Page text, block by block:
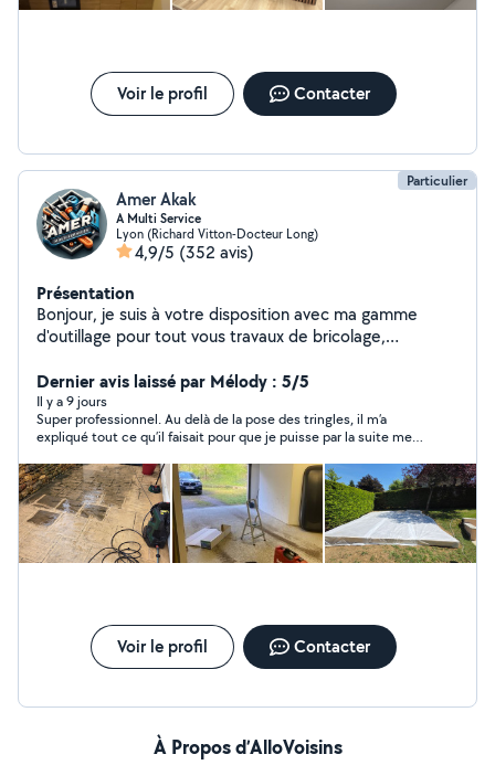
travaux. Ponctuel, respectueux de votre logement, je
laisse toujours un chantier propre après intervention.
Disponible sur Lyon centre et alentours.
Voir le profil Contacter
Particulier
Amer Akak
A Multi Service
Lyon (Richard Vitton-Docteur Long)
4,9/5 (352 avis)
Présentation
Bonjour, je suis à votre disposition avec ma gamme
d'outillage pour tout vous travaux de bricolage,
déménagement avec une grande qualité d'intervention
n'hésitez pas à me contacter merci
Dernier avis laissé par Mélody : 5/5
Il y a 9 jours
Super professionnel. Au delà de la pose des tringles, il m’a
expliqué tout ce qu’il faisait pour que je puisse par la suite me
Voir le profil Contacter
À Propos d’AlloVoisins